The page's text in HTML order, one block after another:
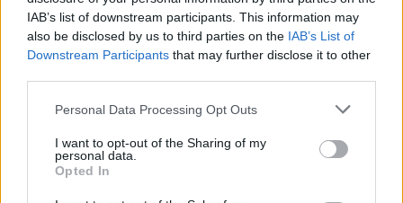
IAB’s list of downstream participants. This information may
also be disclosed by us to third parties on the IAB’s List of
Downstream Participants that may further disclose it to other
Personal Data Processing Opt Outs
I want to opt-out of the Sharing of my
personal data.
Opted In
00:00:30
Vaizdai iš tragiškos avarijos Vilniaus r.: dviejų moterų ir
vaiko gyvybių išgelbėti nepavyko
Savaitės vidurys nusimato karštas: temperatūra kils iki
32 laipsnių šilumos